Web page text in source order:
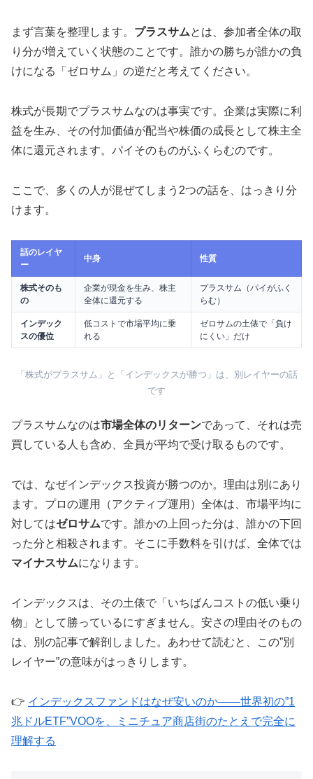
まず言葉を整理します。 プラスサムとは、参加者全体の取
り分が増えていく状態のことです。誰かの勝ちが誰かの負
けになる「ゼロサム」の逆だと考えてください。
株式が長期でプラスサムなのは事実です。企業は実際に利
益を生み、その付加価値が配当や株価の成長として株主全
体に還元されます。パイそのものがふくらむのです。
ここで、多くの人が混ぜてしまう2つの話を、はっきり分
けます。
話のレイヤ
ー
中身 性質
株式そのも
の
企業が現金を生み、株主
全体に還元する
プラスサム（パイがふく
らむ）
インデック
スの優位
低コストで市場平均に乗
れる
ゼロサムの土俵で「負け
にくい」だけ
「株式がプラスサム」と「インデックスが勝つ」は、別レイヤーの話
です
プラスサムなのは市場全体のリターンであって、それは売
買している人も含め、全員が平均で受け取るものです。
では、なぜインデックス投資が勝つのか。理由は別にあり
ます。プロの運用（アクティブ運用）全体は、市場平均に
対してはゼロサムです。誰かの上回った分は、誰かの下回
った分と相殺されます。そこに手数料を引けば、全体では
マイナスサムになります。
インデックスは、その土俵で「いちばんコストの低い乗り
物」として勝っているにすぎません。安さの理由そのもの
は、別の記事で解剖しました。あわせて読むと、この”別
レイヤー”の意味がはっきりします。
👉 インデックスファンドはなぜ安いのか——世界初の”1
兆ドルETF”VOOを、ミニチュア商店街のたとえで完全に
理解する